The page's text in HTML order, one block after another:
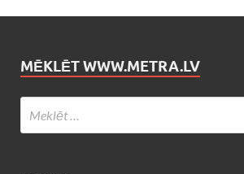
MĒKLĒT WWW.METRA.LV